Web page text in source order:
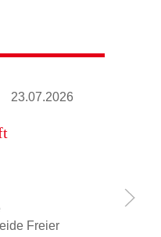
23.07.2026
Freier